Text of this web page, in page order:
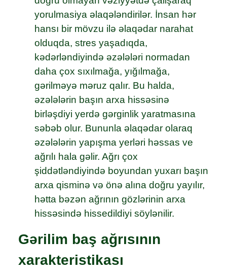
yorulmasiya əlaqələndirilər. İnsan hər
hansı bir mövzu ilə əlaqədar narahat
olduqda, stres yaşadıqda,
kədərləndiyində əzələləri normadan
daha çox sıxılmağa, yığılmağa,
gərilməyə məruz qalır. Bu halda,
əzələlərin başın arxa hissəsinə
birləşdiyi yerdə gərginlik yaratmasına
səbəb olur. Bununla əlaqədar olaraq
əzələlərin yapışma yerləri həssas ve
ağrılı hala gəlir. Ağrı çox
şiddətləndiyində boyundan yuxarı başın
arxa qisminə və önə alına doğru yayılır,
hətta bəzən ağrının gözlərinin arxa
hissəsində hissedildiyi söylənilir.
Gərilim baş ağrısının
xarakteristikası